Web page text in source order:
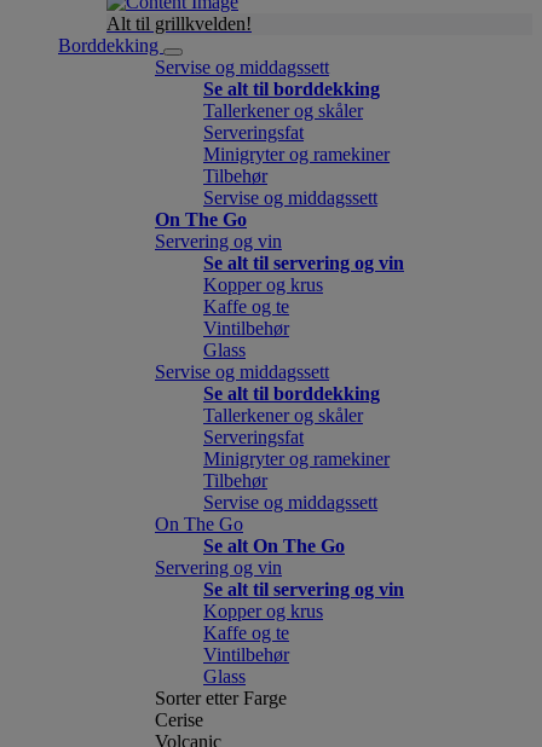
Alt til grillkvelden!
Borddekking
Servise og middagssett
Se alt til borddekking
Tallerkener og skåler
Serveringsfat
Minigryter og ramekiner
Tilbehør
Servise og middagssett
On The Go
Servering og vin
Se alt til servering og vin
Kopper og krus
Kaffe og te
Vintilbehør
Glass
Servise og middagssett
Se alt til borddekking
Tallerkener og skåler
Serveringsfat
Minigryter og ramekiner
Tilbehør
Servise og middagssett
On The Go
Se alt On The Go
Servering og vin
Se alt til servering og vin
Kopper og krus
Kaffe og te
Vintilbehør
Glass
Sorter etter Farge
Cerise
Volcanic